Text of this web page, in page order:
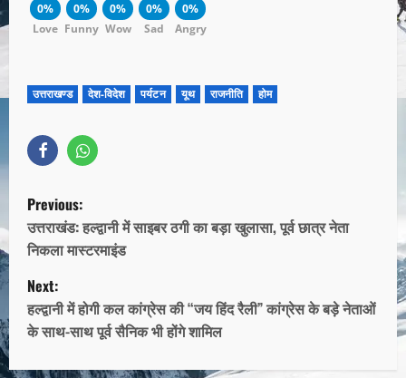
0%
Love
0%
Funny
0%
Wow
0%
Sad
0%
Angry
उत्तराखण्ड देश-विदेश पर्यटन यूथ राजनीति होम
Previous:
उत्तराखंड: हल्द्वानी में साइबर ठगी का बड़ा खुलासा, पूर्व छात्र नेता
निकला मास्टरमाइंड
Next:
हल्द्वानी में होगी कल कांग्रेस की “जय हिंद रैली” कांग्रेस के बड़े नेताओं
के साथ-साथ पूर्व सैनिक भी होंगे शामिल